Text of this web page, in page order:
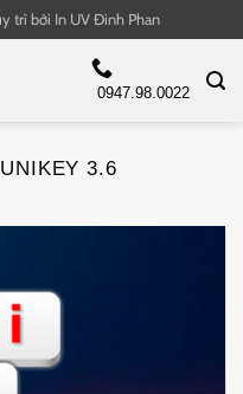
trì bởi In UV Đinh Phan
0947.98.0022
UNIKEY 3.6